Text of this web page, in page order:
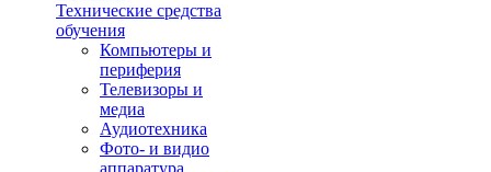
Технические средства
обучения
Компьютеры и
периферия
Телевизоры и
медиа
Аудиотехника
Фото- и видио
аппаратура